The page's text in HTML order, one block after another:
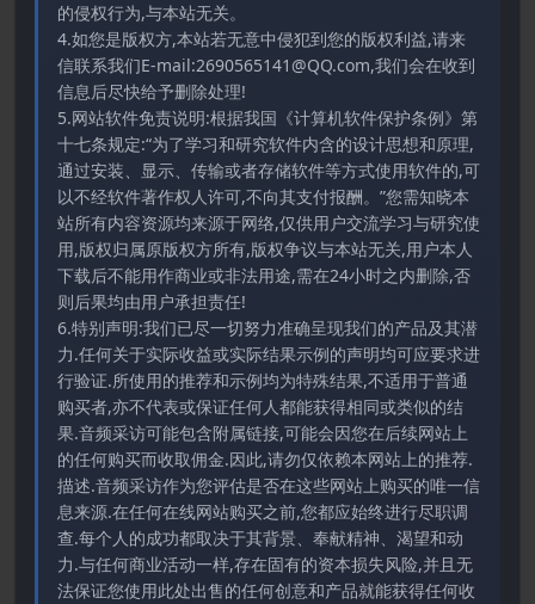
的侵权行为,与本站无关。
4.如您是版权方,本站若无意中侵犯到您的版权利益,请来
信联系我们E-mail:2690565141@QQ.com,我们会在收到
信息后尽快给予删除处理!
5.网站软件免责说明:根据我国《计算机软件保护条例》第
十七条规定:“为了学习和研究软件内含的设计思想和原理,
通过安装、显示、传输或者存储软件等方式使用软件的,可
以不经软件著作权人许可,不向其支付报酬。”您需知晓本
站所有内容资源均来源于网络,仅供用户交流学习与研究使
用,版权归属原版权方所有,版权争议与本站无关,用户本人
下载后不能用作商业或非法用途,需在24小时之内删除,否
则后果均由用户承担责任!
6.特别声明:我们已尽一切努力准确呈现我们的产品及其潜
力.任何关于实际收益或实际结果示例的声明均可应要求进
行验证.所使用的推荐和示例均为特殊结果,不适用于普通
购买者,亦不代表或保证任何人都能获得相同或类似的结
果.音频采访可能包含附属链接,可能会因您在后续网站上
的任何购买而收取佣金.因此,请勿仅依赖本网站上的推荐.
描述.音频采访作为您评估是否在这些网站上购买的唯一信
息来源.在任何在线网站购买之前,您都应始终进行尽职调
查.每个人的成功都取决于其背景、奉献精神、渴望和动
力.与任何商业活动一样,存在固有的资本损失风险,并且无
法保证您使用此处出售的任何创意和产品就能获得任何收